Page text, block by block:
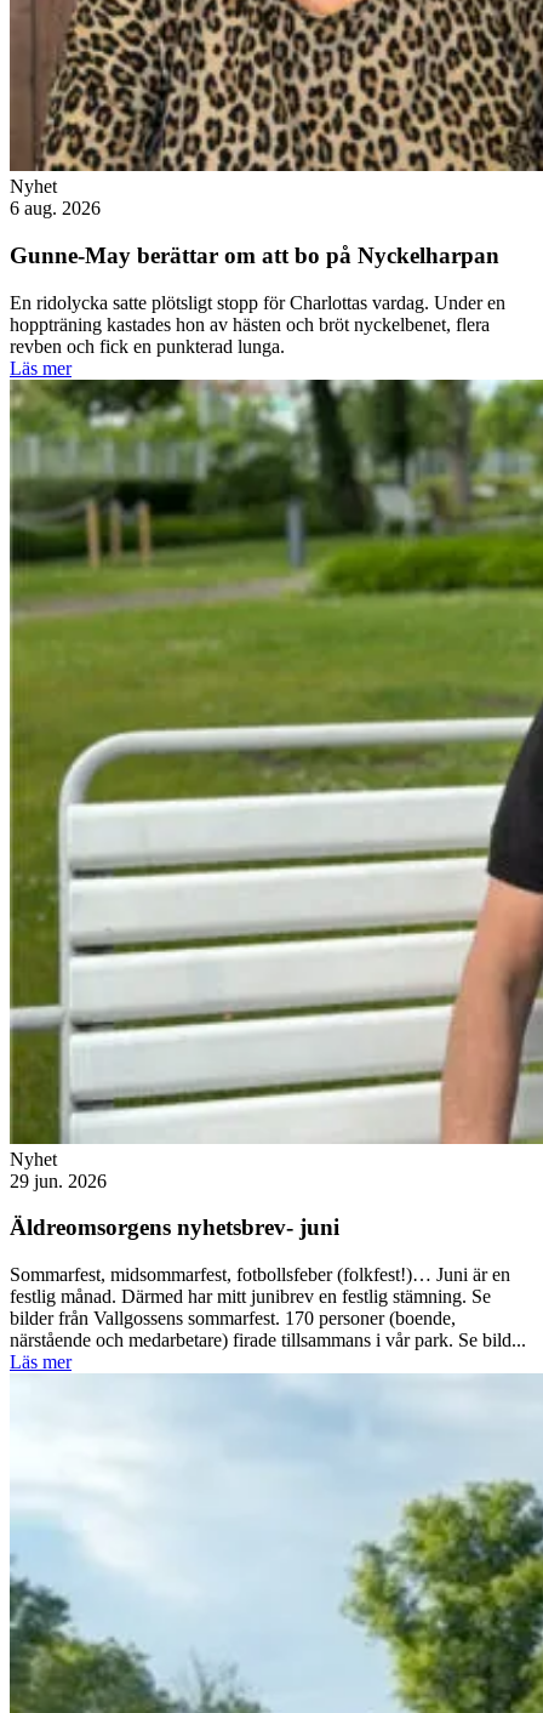
Nyhet
6 aug. 2026
Gunne-May berättar om att bo på Nyckelharpan
En ridolycka satte plötsligt stopp för Charlottas vardag. Under en
hoppträning kastades hon av hästen och bröt nyckelbenet, flera
revben och fick en punkterad lunga.
Läs mer
Nyhet
29 jun. 2026
Äldreomsorgens nyhetsbrev- juni
Sommarfest, midsommarfest, fotbollsfeber (folkfest!)… Juni är en
festlig månad. Därmed har mitt junibrev en festlig stämning. Se
bilder från Vallgossens sommarfest. 170 personer (boende,
närstående och medarbetare) firade tillsammans i vår park. Se bild...
Läs mer